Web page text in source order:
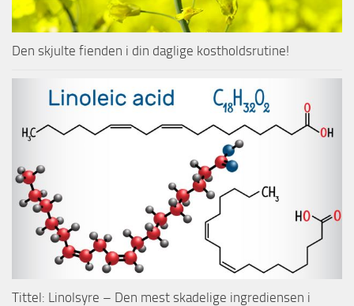
Den skjulte fienden i din daglige kostholdsrutine!
Tittel: Linolsyre – Den mest skadelige ingrediensen i